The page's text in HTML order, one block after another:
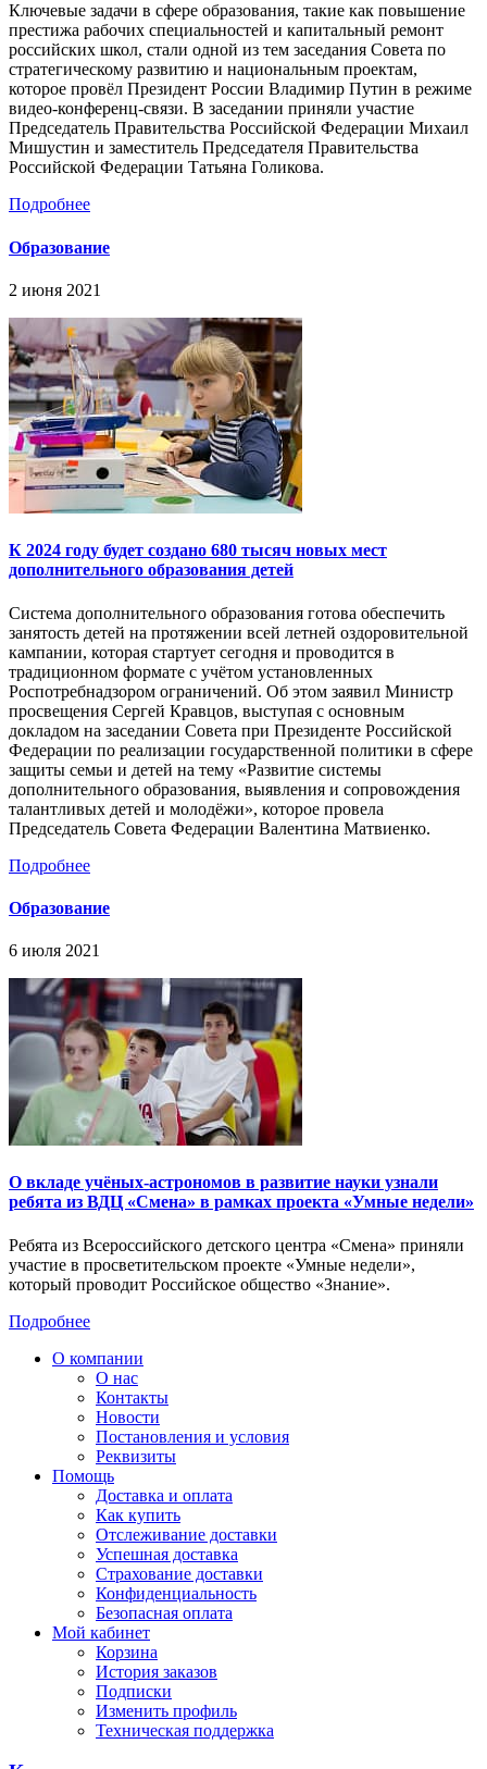
Ключевые задачи в сфере образования, такие как повышение
престижа рабочих специальностей и капитальный ремонт
российских школ, стали одной из тем заседания Совета по
стратегическому развитию и национальным проектам,
которое провёл Президент России Владимир Путин в режиме
видео-конференц-связи. В заседании приняли участие
Председатель Правительства Российской Федерации Михаил
Мишустин и заместитель Председателя Правительства
Российской Федерации Татьяна Голикова.
Подробнее
Образование
2 июня 2021
К 2024 году будет создано 680 тысяч новых мест
дополнительного образования детей
Система дополнительного образования готова обеспечить
занятость детей на протяжении всей летней оздоровительной
кампании, которая стартует сегодня и проводится в
традиционном формате с учётом установленных
Роспотребнадзором ограничений. Об этом заявил Министр
просвещения Сергей Кравцов, выступая с основным
докладом на заседании Совета при Президенте Российской
Федерации по реализации государственной политики в сфере
защиты семьи и детей на тему «Развитие системы
дополнительного образования, выявления и сопровождения
талантливых детей и молодёжи», которое провела
Председатель Совета Федерации Валентина Матвиенко.
Подробнее
Образование
6 июля 2021
О вкладе учёных-астрономов в развитие науки узнали
ребята из ВДЦ «Смена» в рамках проекта «Умные недели»
Ребята из Всероссийского детского центра «Смена» приняли
участие в просветительском проекте «Умные недели»,
который проводит Российское общество «Знание».
Подробнее
О компании
О нас
Контакты
Новости
Постановления и условия
Реквизиты
Помощь
Доставка и оплата
Как купить
Отслеживание доставки
Успешная доставка
Страхование доставки
Конфиденциальность
Безопасная оплата
Мой кабинет
Корзина
История заказов
Подписки
Изменить профиль
Техническая поддержка